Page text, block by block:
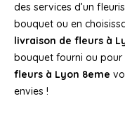
des services d’un
bouquet ou en
livraison de fleurs à
bouquet fourni ou pour
fleurs à Lyon 8eme
envies !